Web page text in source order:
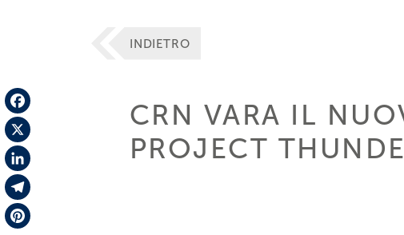
Facebook
X
LinkedIn
Telegram
INDIETRO
CRN VARA IL
PROJECT